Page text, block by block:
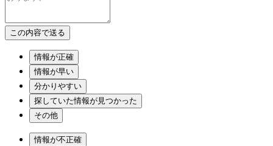
情報が正確
情報が早い
分かりやすい
探していた情報が見つかった
その他
情報が不正確